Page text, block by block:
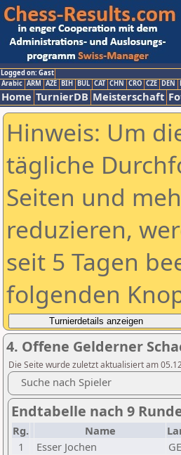
Logged on: Gast
Arabic ARM AZE BIH BUL CAT CHN CRO CZE DEN
Home TurnierDB Meisterschaft
Hinweis: Um
tägliche
Seiten und
reduzieren,
seit 5 Tagen
folgenden
4. Offene Gelderner
Die Seite wurde zuletzt aktualisiert am
Suche nach Spieler
Endtabelle nach 9
Rg. Name
1
Esser Jochen